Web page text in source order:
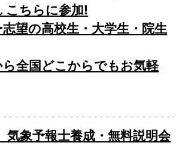
こちらに参加!
望の高校生・大学生・院生
全国どこからでもお気軽
象予報士養成・無料説明会